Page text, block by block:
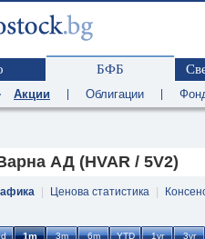
БФБ
Акции Облигации
АД (HVAR / 5V2)
Ценова статистика